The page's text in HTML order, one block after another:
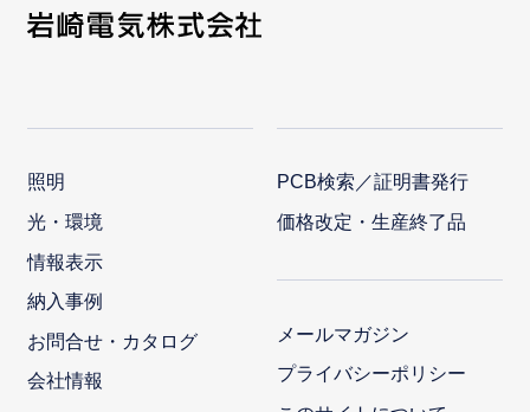
照明
光・環境
情報表示
納入事例
お問合せ・カタログ
会社情報
PCB検索／証明書発行
価格改定・生産終了品
メールマガジン
プライバシーポリシー